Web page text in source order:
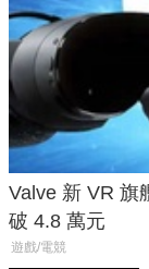
Valve 新 VR 旗
破 4.8 萬元
遊戲/電競